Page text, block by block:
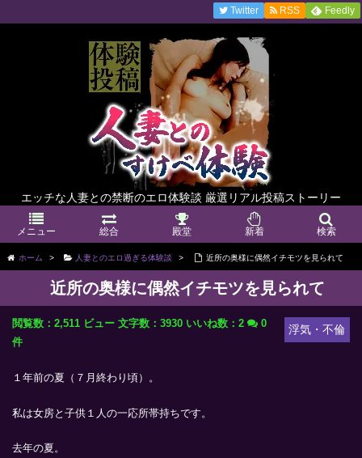
エッチな人妻との禁断のエロ体験談 厳選リアル投稿ストーリー
メニュー 総合 殿堂 新着 検索
Twitter RSS Feedly
ホーム > 人妻とのエロ過ぎる体験談 > 近所の奥様に偶然イチモツを見られて
近所の奥様に偶然イチモツを見られて
浮気・不倫
閲覧数：2,511 ビュー 文字数：3930 いいね数： 2
0
件
１年前の夏（７月終わり頃）。
私は女房と子供１人の一応所帯持ちです。
去年の夏。